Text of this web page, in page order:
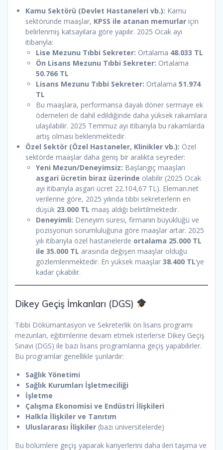
Kamu Sektörü (Devlet Hastaneleri vb.): Kamu
sektöründe maaşlar, KPSS ile atanan memurlar için
belirlenmiş katsayılara göre yapılır. 2025 Ocak ayı
itibarıyla:
Lise Mezunu Tıbbi Sekreter: Ortalama 48.033 TL
Ön Lisans Mezunu Tıbbi Sekreter: Ortalama
50.766 TL
Lisans Mezunu Tıbbi Sekreter: Ortalama 51.974
TL
Bu maaşlara, performansa dayalı döner sermaye ek
ödemeleri de dahil edildiğinde daha yüksek rakamlara
ulaşılabilir. 2025 Temmuz ayı itibarıyla bu rakamlarda
artış olması beklenmektedir.
Özel Sektör (Özel Hastaneler, Klinikler vb.): Özel
sektörde maaşlar daha geniş bir aralıkta seyreder:
Yeni Mezun/Deneyimsiz: Başlangıç maaşları
asgari ücretin biraz üzerinde olabilir (2025 Ocak
ayı itibarıyla asgari ücret 22.104,67 TL). Eleman.net
verilerine göre, 2025 yılında tıbbi sekreterlerin en
düşük 23.000 TL maaş aldığı belirtilmektedir.
Deneyimli: Deneyim süresi, firmanın büyüklüğü ve
pozisyonun sorumluluğuna göre maaşlar artar. 2025
yılı itibarıyla özel hastanelerde ortalama 25.000 TL
ile 35.000 TL arasında değişen maaşlar olduğu
gözlemlenmektedir. En yüksek maaşlar 38.400 TL‘ye
kadar çıkabilir.
Dikey Geçiş İmkanları (DGS)
Tıbbi Dökümantasyon ve Sekreterlik ön lisans programı
mezunları, eğitimlerine devam etmek isterlerse Dikey Geçiş
Sınavı (DGS) ile bazı lisans programlarına geçiş yapabilirler.
Bu programlar genellikle şunlardır:
Sağlık Yönetimi
Sağlık Kurumları İşletmeciliği
İşletme
Çalışma Ekonomisi ve Endüstri İlişkileri
Halkla İlişkiler ve Tanıtım
Uluslararası İlişkiler (bazı üniversitelerde)
Bu bölümlere geçiş yaparak kariyerlerini daha ileri taşıma ve